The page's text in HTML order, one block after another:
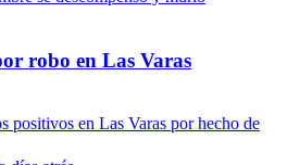
robo en Las Varas